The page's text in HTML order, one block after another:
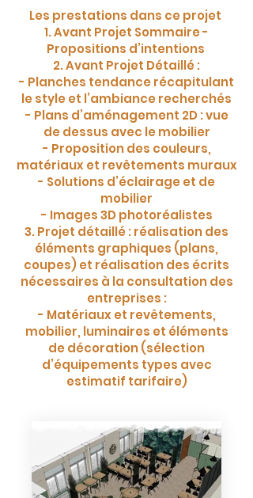
Les prestations dans ce projet
1. Avant Projet Sommaire -
Propositions d’intentions
2. Avant Projet Détaillé :
- Planches tendance récapitulant
le style et l’ambiance recherchés
- Plans d’aménagement 2D : vue
de dessus avec le mobilier
- Proposition des couleurs,
matériaux et revêtements muraux
- Solutions d’éclairage et de
mobilier
- Images 3D photoréalistes
3. Projet détaillé : réalisation des
éléments graphiques (plans,
coupes) et réalisation des écrits
nécessaires à la consultation des
entreprises :
- Matériaux et revêtements,
mobilier, luminaires et éléments
de décoration (sélection
d’équipements types avec
estimatif tarifaire)